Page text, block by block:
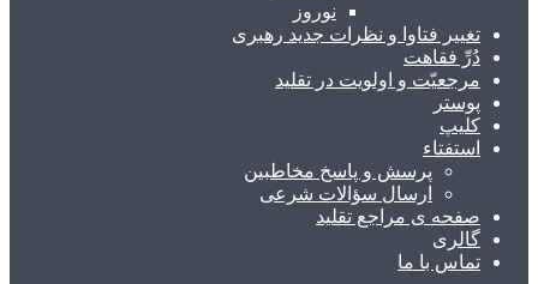
نوروز
تغییر فتاوا و نظرات جدید رهبری
دُرِّ فقاهت
مرجعیّت و اولویت در تقلید
پوستر
کلیپ
استفتاء
پرسش و پاسخ مخاطبین
ارسال سؤالات شرعی
صفحه ی مراجع تقلید
گالری
تماس با ما